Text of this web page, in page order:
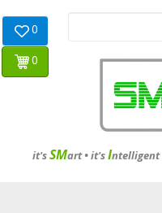
it'sSMart •it'sIntelligent
0
0